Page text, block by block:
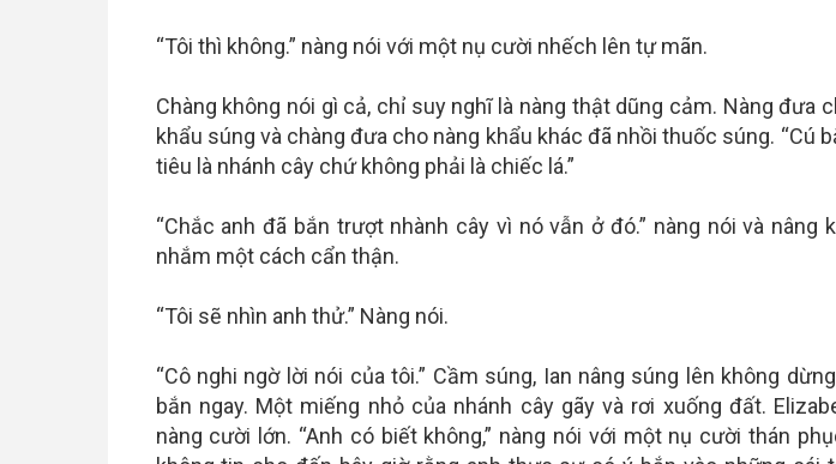
“Tôi thì không.” nàng nói với một nụ cười nhếch lên tự mãn.
Chàng không nói gì cả, chỉ suy nghĩ là nàng thật dũng cảm. Nàng đưa
khẩu súng và chàng đưa cho nàng khẩu khác đã nhồi thuốc súng. “Cú
tiêu là nhánh cây chứ không phải là chiếc lá.”
“Chắc anh đã bắn trượt nhành cây vì nó vẫn ở đó.” nàng nói và nâng
nhắm một cách cẩn thận.
“Tôi sẽ nhìn anh thử.” Nàng nói.
“Cô nghi ngờ lời nói của tôi.” Cầm súng, Ian nâng súng lên không
bắn ngay. Một miếng nhỏ của nhánh cây gãy và rơi xuống đất.
nàng cười lớn. “Anh có biết không,” nàng nói với một nụ cười thán